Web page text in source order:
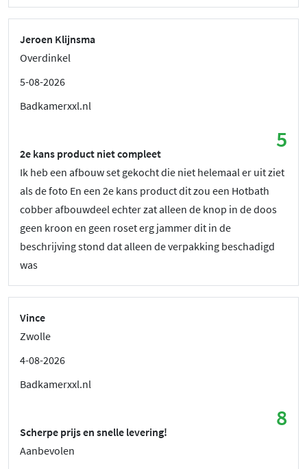
Jeroen Klijnsma
Overdinkel
5-08-2026
Badkamerxxl.nl
5
2e kans product niet compleet
Ik heb een afbouw set gekocht die niet helemaal er uit ziet
als de foto En een 2e kans product dit zou een Hotbath
cobber afbouwdeel echter zat alleen de knop in de doos
geen kroon en geen roset erg jammer dit in de
beschrijving stond dat alleen de verpakking beschadigd
was
Vince
Zwolle
4-08-2026
Badkamerxxl.nl
8
Scherpe prijs en snelle levering!
Aanbevolen